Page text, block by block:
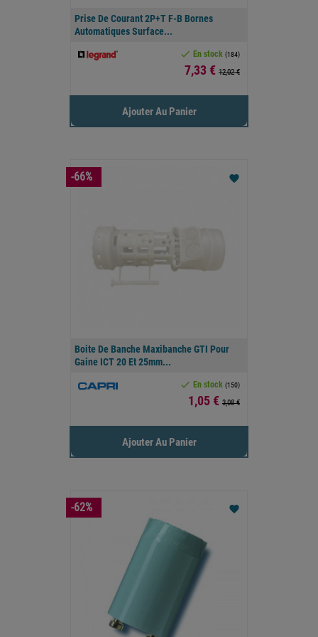
Prise De Courant 2P+T F-B Bornes
Automatiques Surface...
 En stock (184)
Prix
7,33 € 12,02 €
Ajouter Au Panier
Boite De Banche Maxibanche GTI Pour
Gaine ICT 20 Et 25mm...
 En stock (150)
Prix
1,05 € 3,08 €
favorite
Ajouter Au Panier
-66%
favorite
-62%